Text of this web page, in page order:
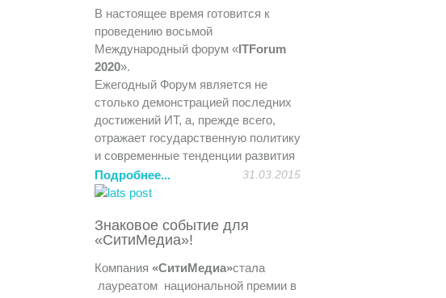
продемонстрирована возможность
дистанционного обучения и
совместная работа над проектами.
Участники получили полезный
практический опыт и удовольствие
В настоящее время готовится к
проведению восьмой
Международный форум «ITForum
2020».
Ежегодный Форум является не
столько демонстрацией последних
достижений ИТ, а, прежде всего,
отражает государственную политику
и современные тенденции развития
общества. В Нижегородской
области подобный Форум проходит
охватывает все возможные области
развития и применения ИТ и
привлекает внимание все большего
Подробнее... 31.03.2015
Знаковое событие для
«СитиМедиа»!
Компания «СитиМедиа»стала
лауреатом национальной премии в